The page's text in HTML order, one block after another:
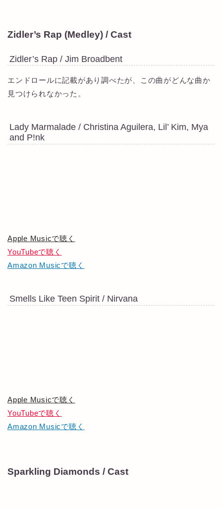
Zidler’s Rap (Medley) / Cast
Zidler’s Rap / Jim Broadbent
エンドロールに記載があり調べたが、この曲がどんな曲か
見つけられなかった。
Lady Marmalade / Christina Aguilera, Lil’ Kim, Mya
and P!nk
Apple Musicで聴く
YouTubeで聴く
Amazon Musicで聴く
Smells Like Teen Spirit / Nirvana
Apple Musicで聴く
YouTubeで聴く
Amazon Musicで聴く
Sparkling Diamonds / Cast